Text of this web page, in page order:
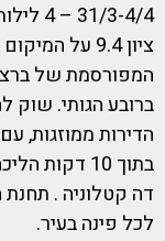
ציון 9.4
המפורסמת של
הדירות ממוזגות,
בתוך 10
לכל פינה בעיר.